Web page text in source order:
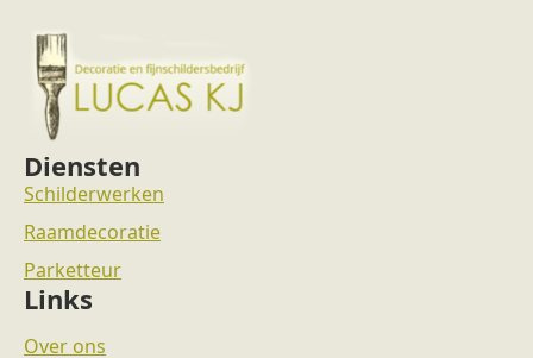
Diensten
Schilderwerken
Raamdecoratie
Parketteur
Links
Over ons